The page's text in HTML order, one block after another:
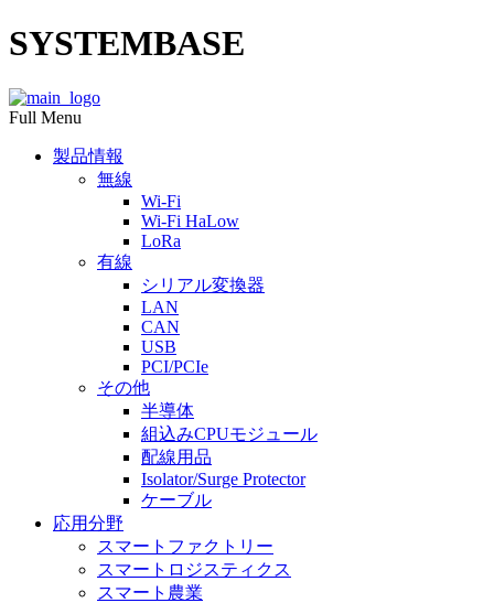
SYSTEMBASE
Full Menu
製品情報
無線
Wi-Fi
Wi-Fi HaLow
LoRa
有線
シリアル変換器
LAN
CAN
USB
PCI/PCIe
その他
半導体
組込みCPUモジュール
配線用品
Isolator/Surge Protector
ケーブル
応用分野
スマートファクトリー
スマートロジスティクス
スマート農業